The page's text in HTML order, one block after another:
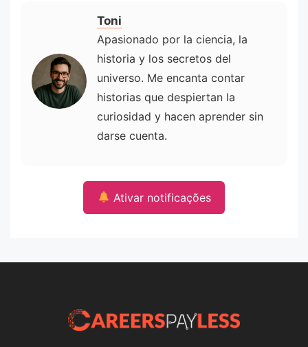
Toni
Apasionado por la ciencia, la
historia y los secretos del
universo. Me encanta contar
historias que despiertan la
curiosidad y hacen aprender sin
darse cuenta.
Ativar notificações